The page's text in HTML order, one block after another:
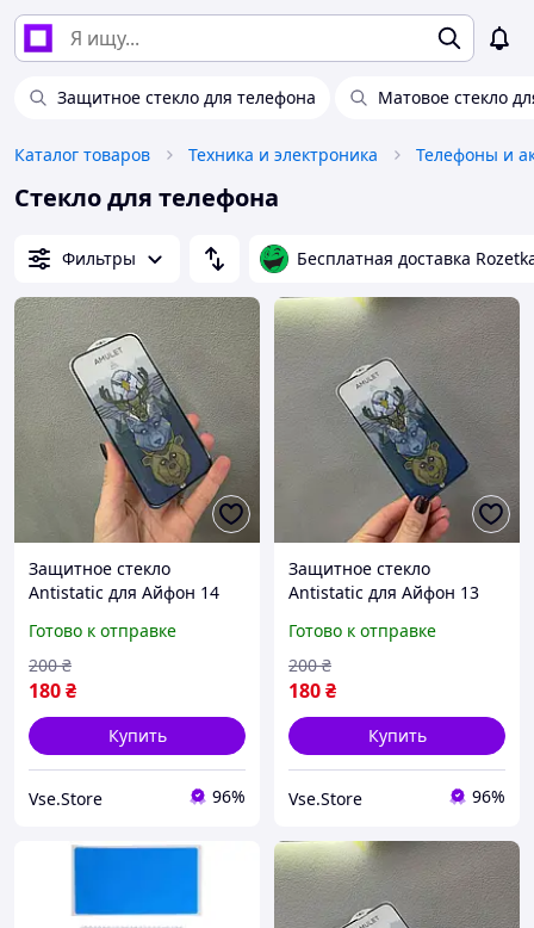
Защитное стекло для телефона Матовое стекло
Каталог товаров Техника и электроника Телефоны и
Стекло для телефона
Фильтры Бесплатная доставка
Защитное стекло
Antistatic для Айфон 14
телефона iPhone 14 Pro
Готово к отправке
180₴
200 ₴
Купить
Vse.Store 96%
Защитное стекло
Antistatic для Айфон 13
телефона iPhone 13 Pro
Готово к отправке
180₴
200 ₴
Купить
Vse.Store 96%